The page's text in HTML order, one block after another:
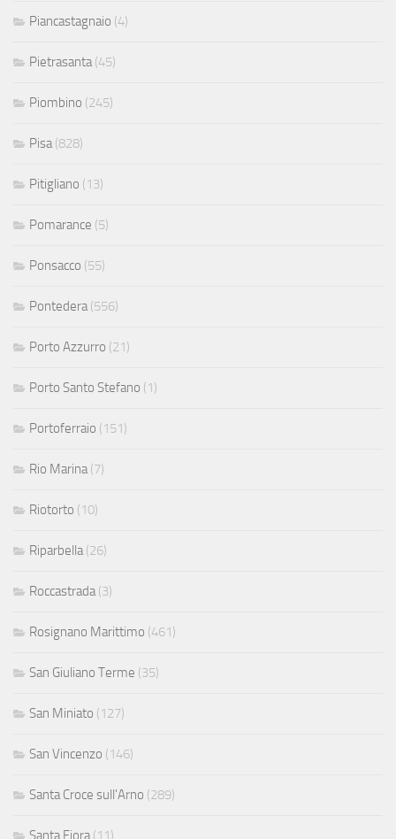
Piancastagnaio (4)
Pietrasanta (45)
Piombino (245)
Pisa (828)
Pitigliano (13)
Pomarance (5)
Ponsacco (55)
Pontedera (556)
Porto Azzurro (21)
Porto Santo Stefano (1)
Portoferraio (151)
Rio Marina (7)
Riotorto (10)
Riparbella (26)
Roccastrada (3)
Rosignano Marittimo (461)
San Giuliano Terme (35)
San Miniato (127)
San Vincenzo (146)
Santa Croce sull'Arno (289)
Santa Fiora (11)